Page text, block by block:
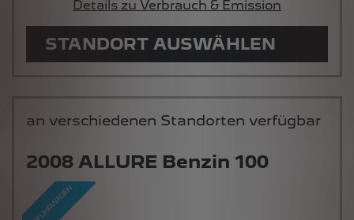
Details zu Verbrauch & Emission
STANDORT AUSWÄHLEN
2008 ALLURE Benzin 100
an verschiedenen Standorten verfügbar